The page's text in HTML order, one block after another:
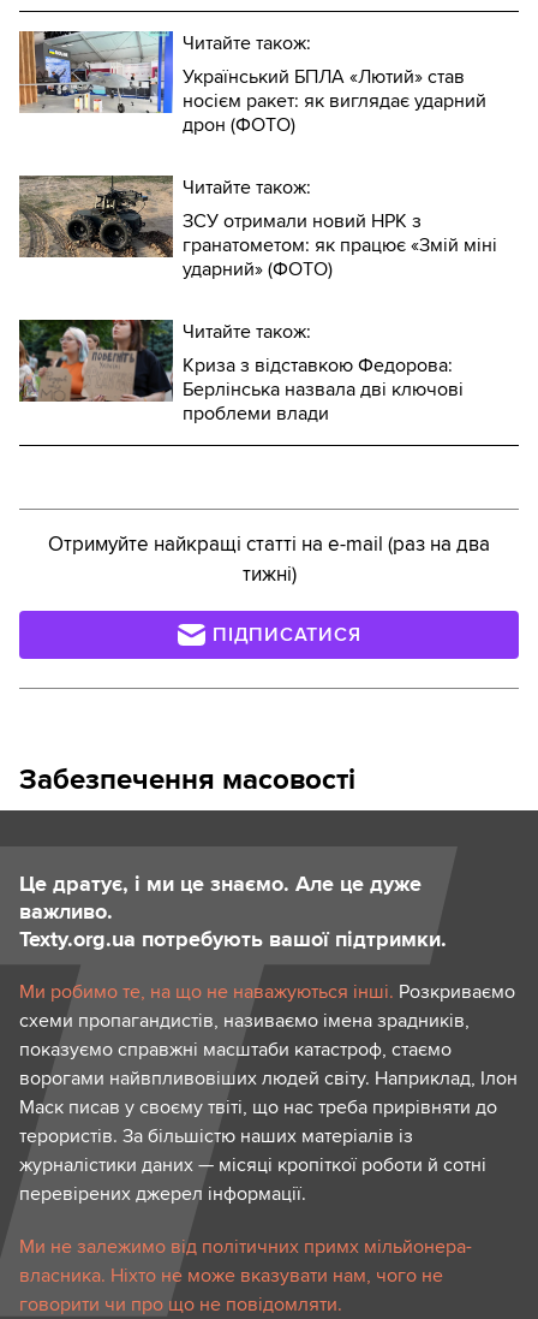
Читайте також:
Український БПЛА «Лютий» став
носієм ракет: як виглядає ударний
дрон (ФОТО)
Читайте також:
ЗСУ отримали новий НРК з
гранатометом: як працює «Змій міні
ударний» (ФОТО)
Читайте також:
Криза з відставкою Федорова:
Берлінська назвала дві ключові
проблеми влади
Отримуйте найкращі статті на e-mail (раз на два
тижні)
ПІДПИСАТИСЯ
Забезпечення масовості
Це дратує, і ми це знаємо. Але це дуже
важливо.
Texty.org.ua потребують вашої підтримки.
Ми робимо те, на що не наважуються інші. Розкриваємо
схеми пропагандистів, називаємо імена зрадників,
показуємо справжні масштаби катастроф, стаємо
ворогами найвпливовіших людей світу. Наприклад, Ілон
Маск писав у своєму твіті, що нас треба прирівняти до
терористів. За більшістю наших матеріалів із
журналістики даних — місяці кропіткої роботи й сотні
перевірених джерел інформації.
Ми не залежимо від політичних примх мільйонера-
власника. Ніхто не може вказувати нам, чого не
говорити чи про що не повідомляти.